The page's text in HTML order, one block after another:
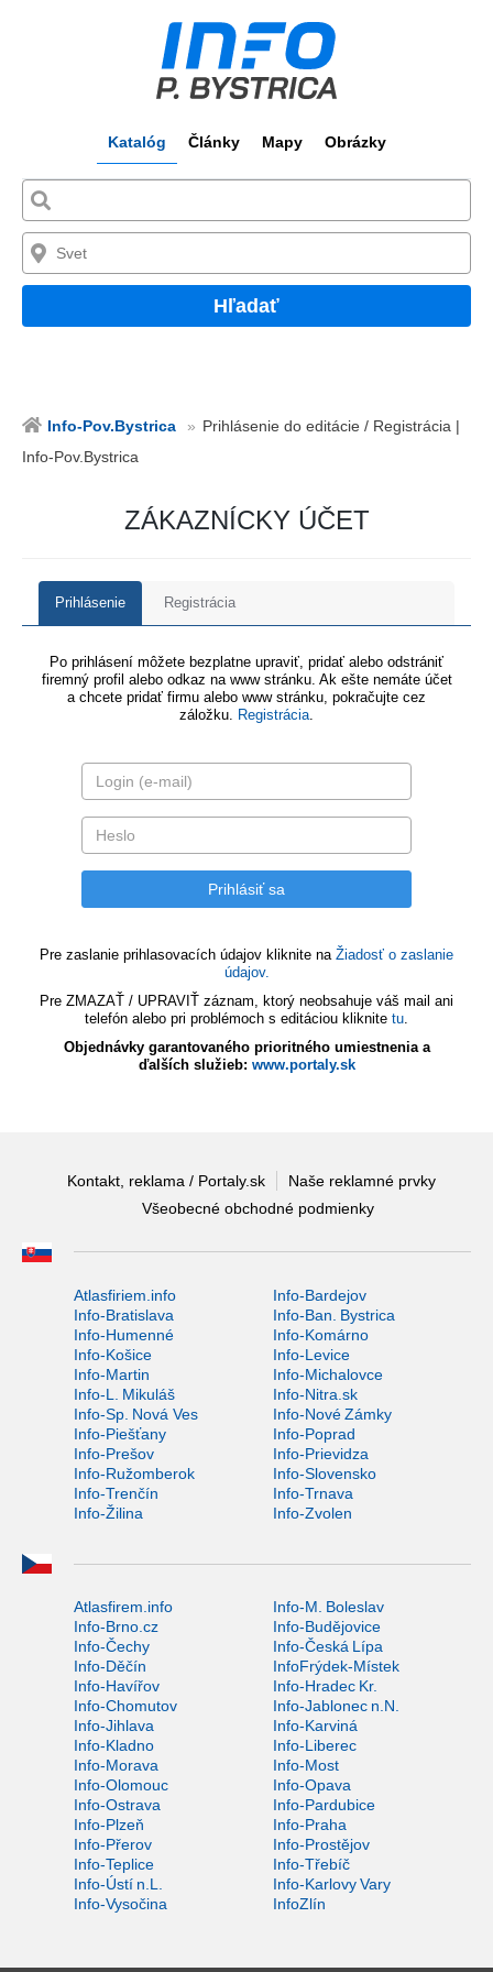
Katalóg Články Mapy Obrázky
Hľadať
Info-Pov.Bystrica
Prihlásenie do editácie / Registrácia |
Info-Pov.Bystrica
ZÁKAZNÍCKY ÚČET
Prihlásenie Registrácia
Po prihlásení môžete bezplatne upraviť, pridať alebo odstrániť
firemný profil alebo odkaz na www stránku. Ak ešte nemáte účet
a chcete pridať firmu alebo www stránku, pokračujte cez
záložku. Registrácia.
Pre zaslanie prihlasovacích údajov kliknite na Žiadosť o zaslanie
údajov.
Pre ZMAZAŤ / UPRAVIŤ záznam, ktorý neobsahuje váš mail ani
telefón alebo pri problémoch s editáciou kliknite tu.
Objednávky garantovaného prioritného umiestnenia a
ďalších služieb: www.portaly.sk
Kontakt, reklama / Portaly.sk
Naše reklamné prvky
Všeobecné obchodné podmienky
Atlasfiriem.info
Info-Bardejov
Info-Bratislava
Info-Ban. Bystrica
Info-Humenné
Info-Komárno
Info-Košice
Info-Levice
Info-Martin
Info-Michalovce
Info-L. Mikuláš
Info-Nitra.sk
Info-Sp. Nová Ves
Info-Nové Zámky
Info-Piešťany
Info-Poprad
Info-Prešov
Info-Prievidza
Info-Ružomberok
Info-Slovensko
Info-Trenčín
Info-Trnava
Info-Žilina
Info-Zvolen
Atlasfirem.info
Info-M. Boleslav
Info-Brno.cz
Info-Budějovice
Info-Čechy
Info-Česká Lípa
Info-Děčín
InfoFrýdek-Místek
Info-Havířov
Info-Hradec Kr.
Info-Chomutov
Info-Jablonec n.N.
Info-Jihlava
Info-Karviná
Info-Kladno
Info-Liberec
Info-Morava
Info-Most
Info-Olomouc
Info-Opava
Info-Ostrava
Info-Pardubice
Info-Plzeň
Info-Praha
Info-Přerov
Info-Prostějov
Info-Teplice
Info-Třebíč
Info-Ústí n.L.
Info-Karlovy Vary
Info-Vysočina
InfoZlín